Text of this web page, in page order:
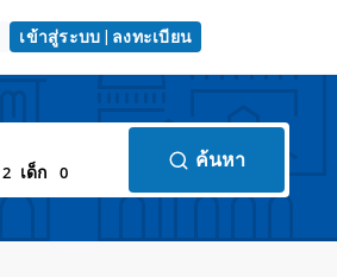
เข้าสู่ระบบ | ลงทะเบียน
2 เด็ก 0
ค้นหา